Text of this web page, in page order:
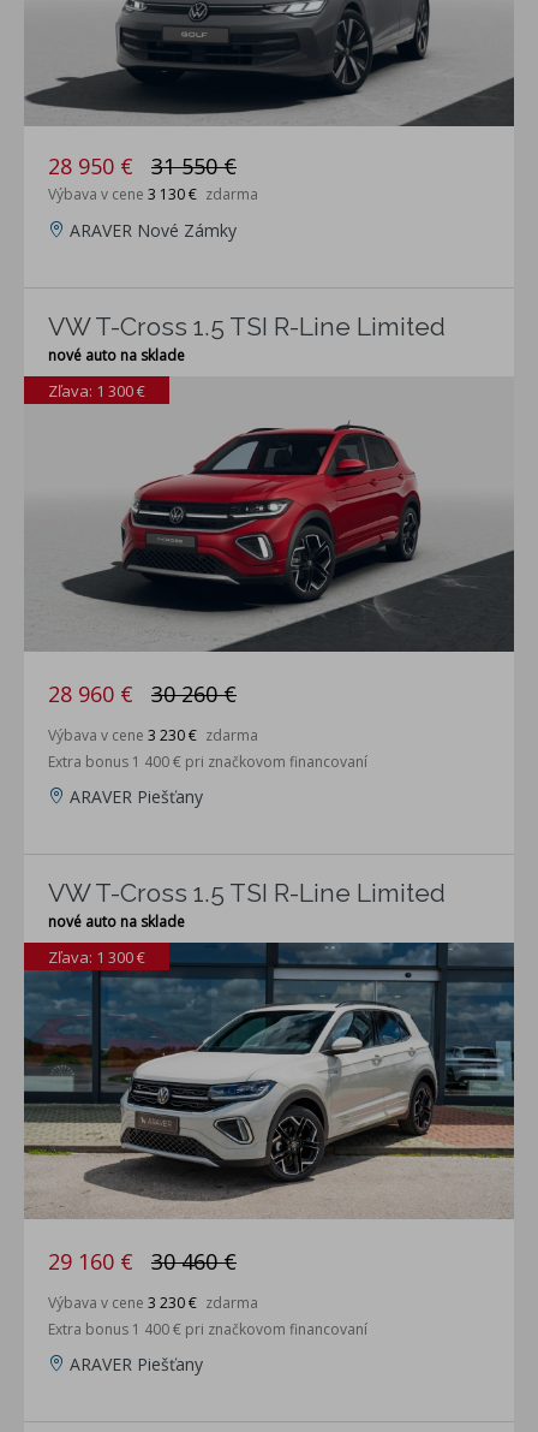
28 950 € 31 550 €
Výbava v cene 3 130 € zdarma
ARAVER Nové Zámky
VW T-Cross 1.5 TSI R-Line Limited
nové auto na sklade
Zľava: 1 300 €
28 960 € 30 260 €
Výbava v cene 3 230 € zdarma
Extra bonus 1 400 € pri značkovom financovaní
ARAVER Piešťany
VW T-Cross 1.5 TSI R-Line Limited
nové auto na sklade
Zľava: 1 300 €
29 160 € 30 460 €
Výbava v cene 3 230 € zdarma
Extra bonus 1 400 € pri značkovom financovaní
ARAVER Piešťany